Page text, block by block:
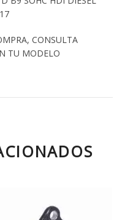
CONSULTA
TU MODELO